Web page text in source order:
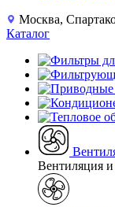
Москва,
Каталог
Вентиляция